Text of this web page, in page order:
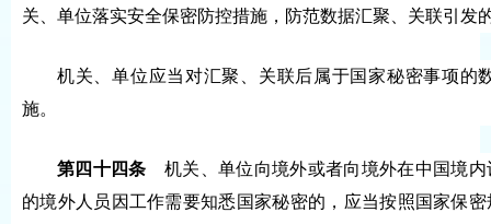
关、单位落实安全保密防控措施，防范数据汇聚、关联引发
机关、单位应当对汇聚、关联后属于国家秘密事项的
施。
第四十四条 机关、单位向境外或者向境外在中国境
的境外人员因工作需要知悉国家秘密的，应当按照国家保